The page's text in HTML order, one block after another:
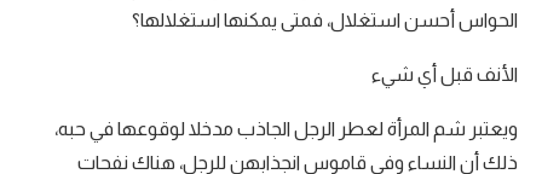
الحواس أحسن استغلال، فمتى يمكنها استغلالها؟
الأنف قبل أي شيء
ويعتبر شم المرأة لعطر الرجل الجاذب مدخلا لوقوعها في حبه،
ذلك أن النساء وفي قاموس انجذابهن للرجل، هناك نفحات